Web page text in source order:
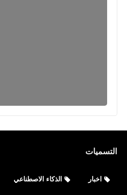
التسميات
اخبار الذكاء الاصطناعي